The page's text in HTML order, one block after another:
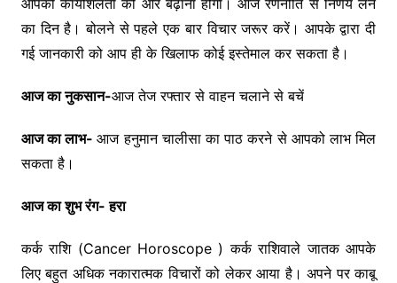
का दिन है। बोलने से पहले एक बार विचार जरूर करें। आपके द्वारा दी
गई जानकारी को आप ही के खिलाफ कोई इस्तेमाल कर सकता है।
आज का नुकसान-आज तेज रफ्तार से वाहन चलाने से बचें
आज का लाभ-आज हनुमान चालीसा का पाठ करने से आपको लाभ मिल
सकता है।
आज का शुभ रंग- हरा
कर्क राशि (Cancer Horoscope ) कर्क राशिवाले जातक आपके
लिए बहुत अधिक नकारात्मक विचारों को लेकर आया है। अपने पर काबू